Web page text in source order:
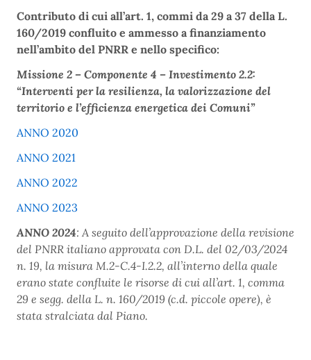
Contributo di cui all’art. 1, commi da 29 a 37 della L.
160/2019 confluito e ammesso a finanziamento
nell’ambito del PNRR e nello specifico:
Missione 2 – Componente 4 – Investimento 2.2:
“Interventi per la resilienza, la valorizzazione del
territorio e l’efficienza energetica dei Comuni”
ANNO 2020
ANNO 2021
ANNO 2022
ANNO 2023
ANNO 2024: A seguito dell’approvazione della revisione
del PNRR italiano approvata con D.L. del 02/03/2024
n. 19, la misura M.2-C.4-I.2.2, all’interno della quale
erano state confluite le risorse di cui all’art. 1, comma
29 e segg. della L. n. 160/2019 (c.d. piccole opere), è
stata stralciata dal Piano.